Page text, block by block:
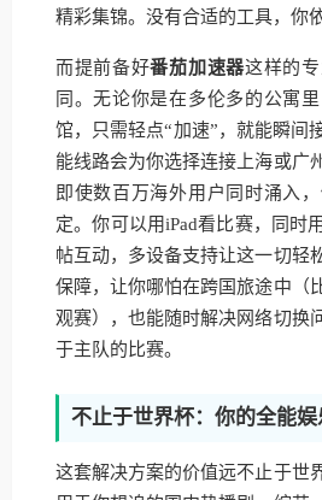
精彩集锦。没有合适的工具，你
而提前备好番茄加速器这样的
同。无论你是在多伦多的公寓
馆，只需轻点“加速”，就能瞬间
能线路会为你选择连接上海或广
即使数百万海外用户同时涌入
定。你可以用iPad看比赛，同时
帖互动，多设备支持让这一切轻
保障，让你哪怕在跨国旅途中（
观赛），也能随时解决网络切换
于主队的比赛。
不止于世界杯：你的全能
这套解决方案的价值远不止于世